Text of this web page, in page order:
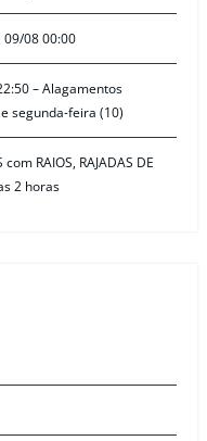
08 00:00
– Alagamentos
segunda-feira (10)
RAIOS, RAJADAS DE
2 horas